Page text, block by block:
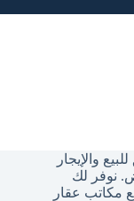
والإيجار
نوفر لك
مكاتب عقار